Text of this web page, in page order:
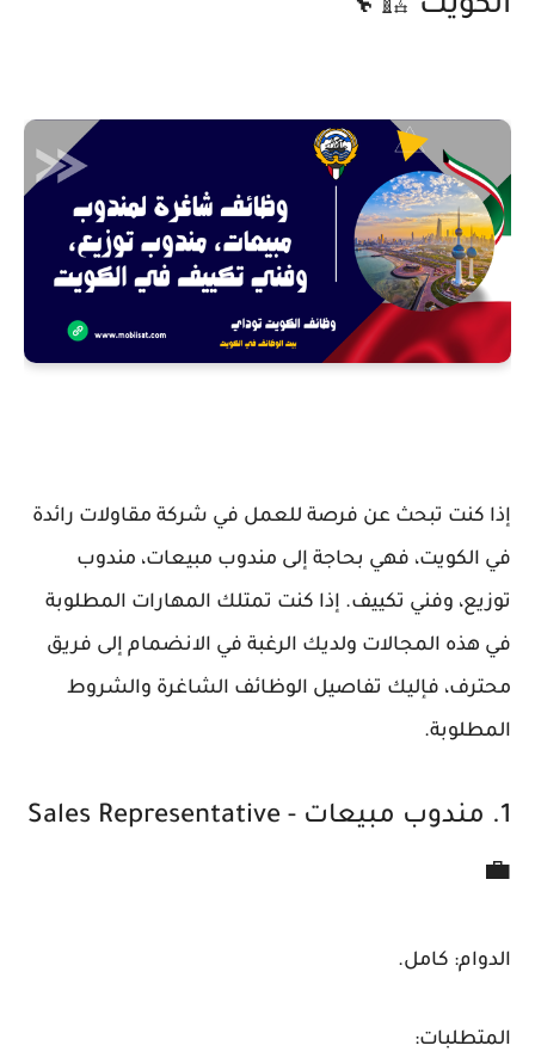
الكويت 🏗️🔧
إذا كنت تبحث عن فرصة للعمل في شركة مقاولات رائدة
في الكويت، فهي بحاجة إلى مندوب مبيعات، مندوب
توزيع، وفني تكييف. إذا كنت تمتلك المهارات المطلوبة
في هذه المجالات ولديك الرغبة في الانضمام إلى فريق
محترف، فإليك تفاصيل الوظائف الشاغرة والشروط
المطلوبة.
1. مندوب مبيعات - Sales Representative
💼
الدوام: كامل.
المتطلبات: